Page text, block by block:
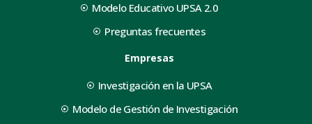
Modelo Educativo UPSA 2.0
Preguntas frecuentes
Empresas
Investigación en la UPSA
Modelo de Gestión de Investigación